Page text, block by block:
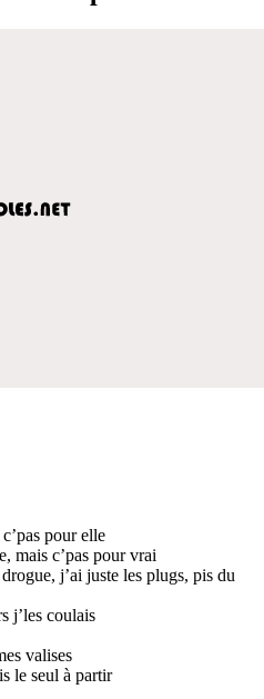
pour elle
mais c’pas pour vrai
j’ai juste les plugs, pis du
j’les coulais
valises
le seul à partir